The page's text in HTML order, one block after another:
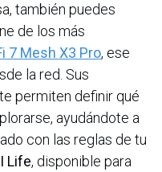
también puedes
de los más
7 Mesh X3 Pro, ese
la red. Sus
permiten definir qué
ayudándote a
con las reglas de tu
Life, disponible para